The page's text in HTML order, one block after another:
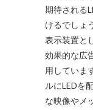
期待される
けるでしょ
表示装置と
効果的な広
用していま
ルにLEDを
な映像やメ